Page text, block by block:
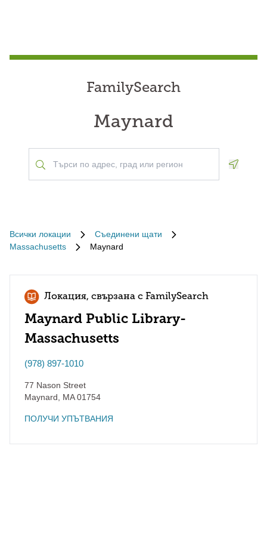
FamilySearch
Maynard
Всички локации
Съединени щати
Massachusetts
Maynard
Локация, свързана с FamilySearch
Maynard Public Library-
Massachusetts
(978) 897-1010
77 Nason Street
Maynard
MA01754
ПОЛУЧИ УПЪТВАНИЯ